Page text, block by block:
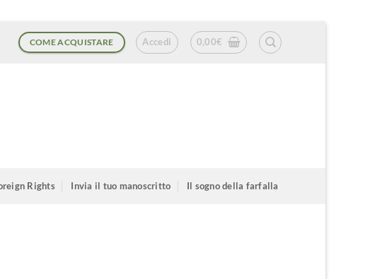
COME ACQUISTARE Accedi 0,00€
Rights Invia il tuo manoscritto Il sogno della farfalla